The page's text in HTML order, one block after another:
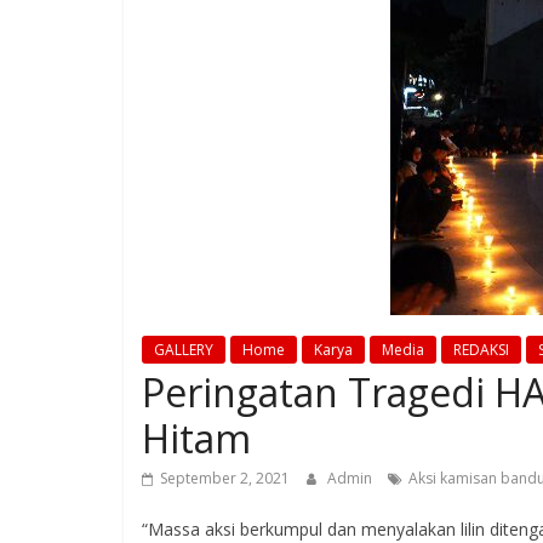
GALLERY Home Karya Media REDAKSI
Peringatan Tragedi
Hitam
September 2, 2021 Admin Aksi kamisan
“Massa aksi berkumpul dan menyalakan lilin